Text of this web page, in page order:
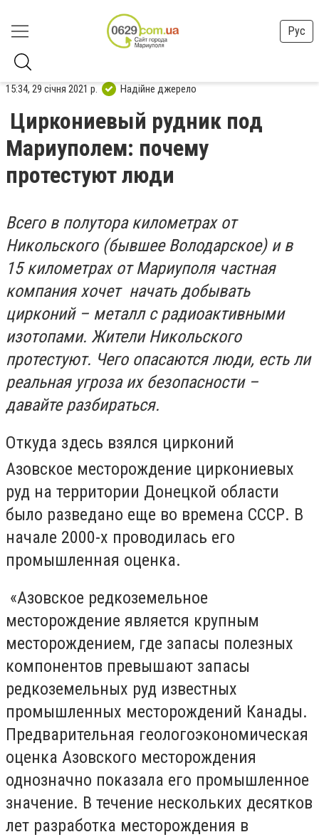
Рус
15:34, 29 січня 2021 р. Надійне джерело
Циркониевый рудник под
Мариуполем: почему
протестуют люди
Всего в полутора километрах от
Никольского (бывшее Володарское) и в
15 километрах от Мариуполя частная
компания хочет начать добывать
цирконий – металл с радиоактивными
изотопами. Жители Никольского
протестуют. Чего опасаются люди, есть ли
реальная угроза их безопасности –
давайте разбираться.
Откуда здесь взялся цирконий
Азовское месторождение циркониевых
руд на территории Донецкой области
было разведано еще во времена СССР. В
начале 2000-х проводилась его
промышленная оценка.
«Азовское редкоземельное
месторождение является крупным
месторождением, где запасы полезных
компонентов превышают запасы
редкоземельных руд известных
промышленных месторождений Канады.
Предварительная геологоэкономическая
оценка Азовского месторождения
однозначно показала его промышленное
значение. В течение нескольких десятков
лет разработка месторождения в